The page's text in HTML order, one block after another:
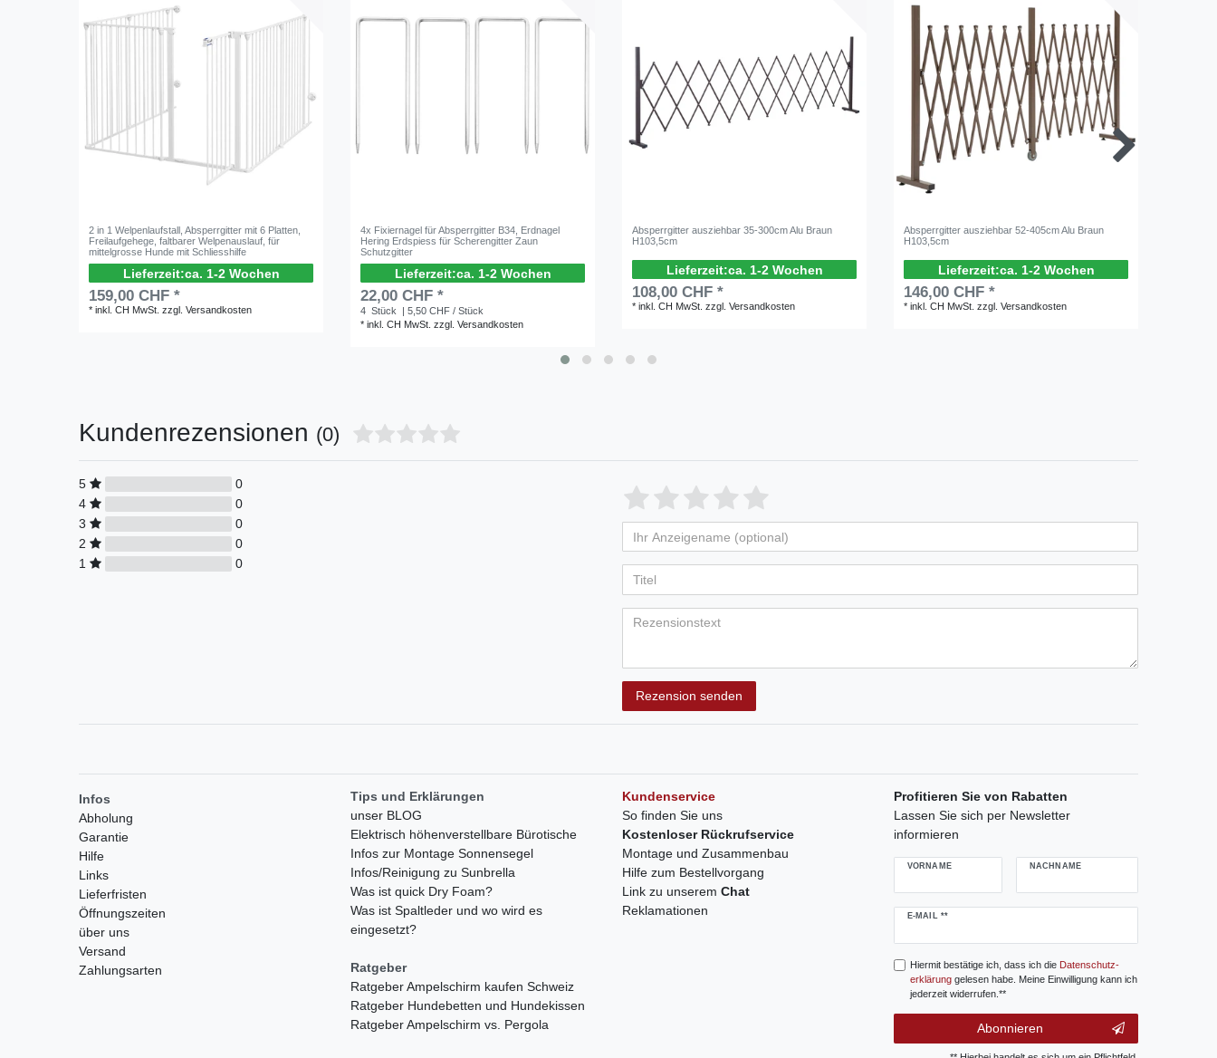
2 in 1 Welpenlaufstall, Absperrgitter mit 6 Platten,
Freilaufgehege, faltbarer Welpenauslauf, für
mittelgrosse Hunde mit Schliesshilfe
ca. 1-2 Wochen
159,00 CHF *
*inkl. CH MwSt. zzgl.Versandkosten
4x Fixiernagel für Absperrgitter B34, Erdnagel
Hering Erdspiess für Scherengitter Zaun
Schutzgitter
ca. 1-2 Wochen
22,00 CHF *
4 Stück
| 5,50 CHF / Stück
*inkl. CH MwSt. zzgl.Versandkosten
Absperrgitter ausziehbar 35-300cm Alu Braun
H103,5cm
ca. 1-2 Wochen
108,00 CHF *
*inkl. CH MwSt. zzgl.Versandkosten
Absperrgitter ausziehbar 52-405cm Alu Braun
H103,5cm
ca. 1-2 Wochen
146,00 CHF *
*inkl. CH MwSt. zzgl.Versandkosten
Kundenrezensionen (0)
5
0
4
0
3
0
2
0
1
0
Bewertungssterne
von
5
Bewertungssternen
4
von
5
Bewertungssternen
3
von
5
Bewertungssternen
2
von
5
Bewertungssternen
1
von
5
Bewertungssternen
Anzeigename
(optional)
Rezension senden
Infos
Abholung
Garantie
Hilfe
Links
Lieferfristen
Öffnungszeiten
über uns
Versand
Zahlungsarten
Tips und Erklärungen
unser BLOG
Elektrisch höhenverstellbare Bürotische
Infos zur Montage Sonnensegel
Infos/Reinigung zu Sunbrella
Was ist quick Dry Foam?
Was ist Spaltleder und wo wird es
eingesetzt?
Ratgeber
Ratgeber Ampelschirm kaufen Schweiz
Ratgeber Hundebetten und Hundekissen
Ratgeber Ampelschirm vs. Pergola
Kundenservice
So finden Sie uns
Kostenloser Rückrufservice
Montage und Zusammenbau
Hilfe zum Bestellvorgang
Link zu unserem Chat
Reklamationen
Profitieren Sie von Rabatten
Lassen Sie sich per Newsletter
informieren
VORNAME NACHNAME
E-MAIL **
Newsletter
Hiermit bestätige ich, dass ich die Daten­schutz­
erklärunggelesen habe. Meine Einwilligung kann ich
jederzeit widerrufen.**
Abonnieren